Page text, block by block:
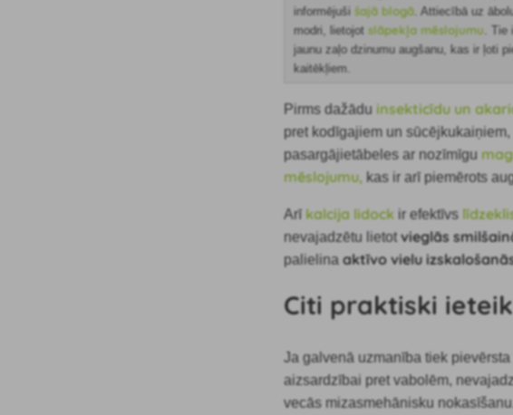
informējušišajā blogā. Attiecībā uz
modri, lietojotslāpekļa mēslojumu .
jaunu zaļo dzinumu augšanu, kas ir ļoti
kaitēkļiem.
Pirms dažāduinsekticīdu un
pret kodīgajiem un sūcējkukaiņiem,
pasargājietābeles ar nozīmīgu
mēslojumu, kas ir arī piemērots
Arī kalcija lidock ir efektīvs
nevajadzētu lietotvieglās
palielinaaktīvo vielu
Citi praktiski
Ja galvenā uzmanība tiek
aizsardzībai pret vabolēm,
vecās mizasmehānisku